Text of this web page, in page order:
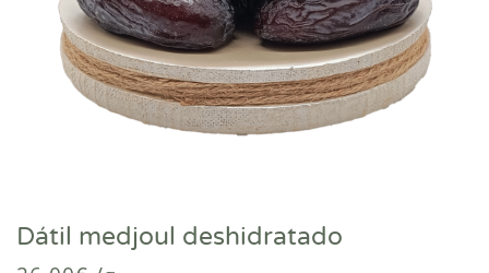
Dátil medjoul deshidratado